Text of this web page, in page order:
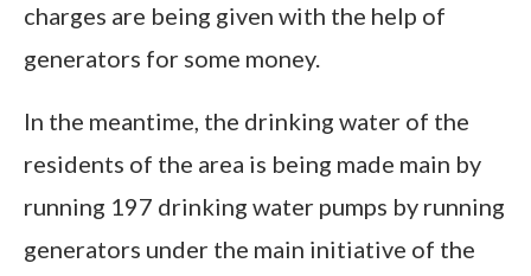
charges are being given with the help of
generators for some money.
In the meantime, the drinking water of the
residents of the area is being made main by
running 197 drinking water pumps by running
generators under the main initiative of the